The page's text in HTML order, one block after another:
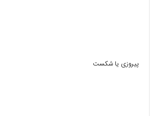
پیروزی یا شکست